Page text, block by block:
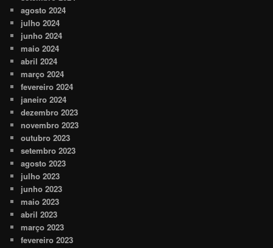
agosto 2024
julho 2024
junho 2024
maio 2024
abril 2024
março 2024
fevereiro 2024
janeiro 2024
dezembro 2023
novembro 2023
outubro 2023
setembro 2023
agosto 2023
julho 2023
junho 2023
maio 2023
abril 2023
março 2023
fevereiro 2023